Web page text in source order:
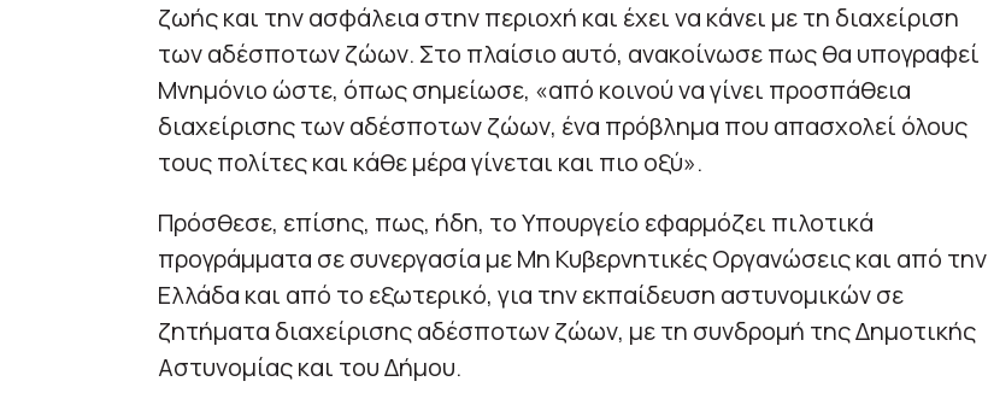
ζωής και την ασφάλεια στην περιοχή και έχει να κάνει με τη διαχείριση
των αδέσποτων ζώων. Στο πλαίσιο αυτό, ανακοίνωσε πως θα υπογραφεί
Μνημόνιο ώστε, όπως σημείωσε, «από κοινού να γίνει προσπάθεια
διαχείρισης των αδέσποτων ζώων, ένα πρόβλημα που απασχολεί όλους
τους πολίτες και κάθε μέρα γίνεται και πιο οξύ».
Πρόσθεσε, επίσης, πως, ήδη, το Υπουργείο εφαρμόζει πιλοτικά
προγράμματα σε συνεργασία με Μη Κυβερνητικές Οργανώσεις και από την
Ελλάδα και από το εξωτερικό, για την εκπαίδευση αστυνομικών σε
ζητήματα διαχείρισης αδέσποτων ζώων, με τη συνδρομή της Δημοτικής
Αστυνομίας και του Δήμου.